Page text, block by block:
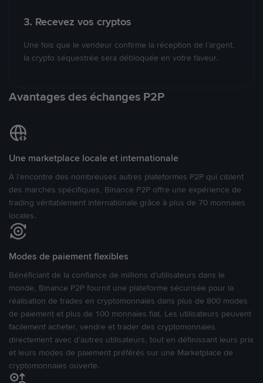
3. Recevez vos cryptos
Une fois que le vendeur confirme la réception de l’argent,
la crypto séquestrée sera débloquée en votre faveur.
Avantages des échanges P2P
Une marketplace locale et internationale
À l’encontre des nombreuses autres plateformes P2P qui ciblent
des marchés spécifiques, Binance P2P offre une expérience de
trading véritablement internationale grâce à plus de 70 monnaies
locales.
Modes de paiement flexibles
Bénéficiant de la confiance de millions d’utilisateurs dans le
monde, Binance P2P fournit une plateforme sécurisée pour la
réalisation de trades en cryptomonnaies dans plus de 800 modes
de paiement et plus de 100 monnaies fiat. Les utilisateurs peuvent
facilement acheter, vendre et trader des cryptomonnaies
directement avec d’autres utilisateurs, tout en définissant leurs prix
et leurs modes de paiement préférés sur une Marketplace de
cryptomonnaies ouverte.